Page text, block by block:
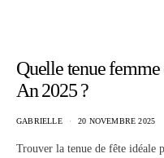
Quelle tenue
An 2025 ?
GABRIELLE 20 NOVEMBRE 2025
Trouver la tenue de fête idéale